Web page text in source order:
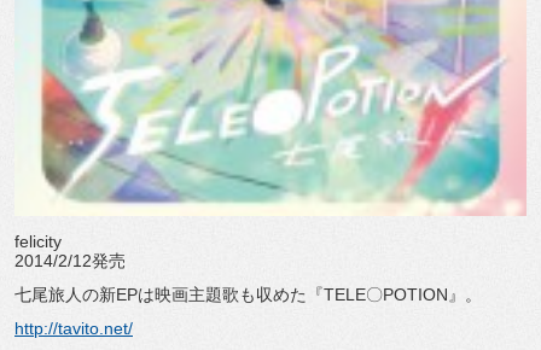
felicity
2014/2/12発売
七尾旅人の新EPは映画主題歌も収めた『TELE〇POTION』。
http://tavito.net/